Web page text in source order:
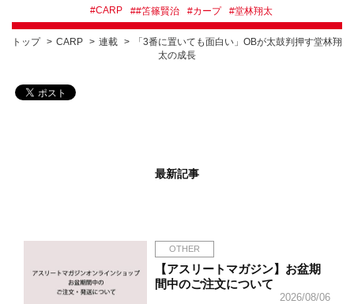
#CARP ##笘篠賢治 #カープ #堂林翔太
トップ CARP 連載
「3番に置いても面白い」OBが太鼓判押す堂林翔
太の成長
最新記事
OTHER
【アスリートマガジン】お盆期
間中のご注文について
2026/08/06